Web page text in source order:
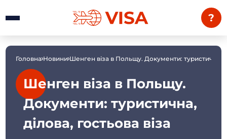
?
Головна Новини Шенген віза в Польщу. Документи: туристична,
Шенген віза в Польщу.
Документи: туристична,
ділова, гостьова віза